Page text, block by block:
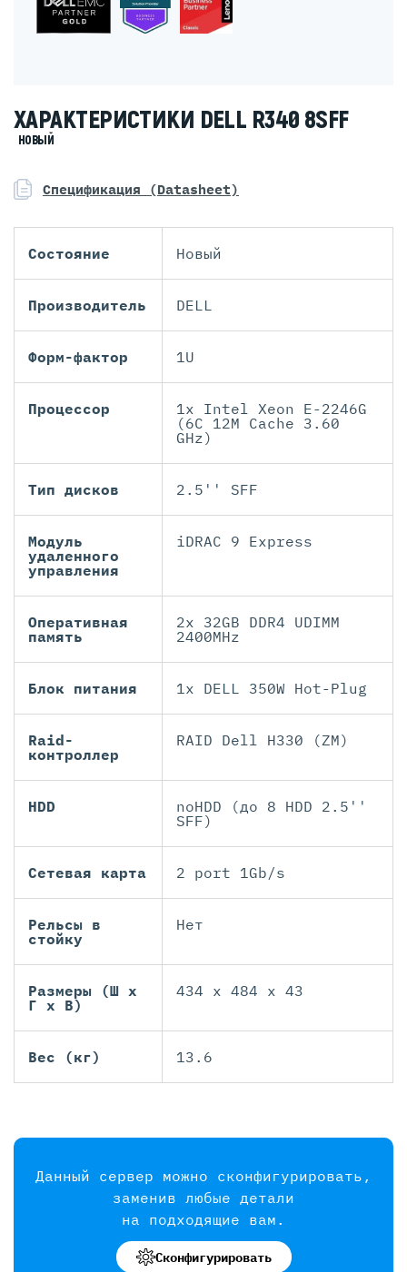
ХАРАКТЕРИСТИКИ DELL R340 8SFF
НОВЫЙ
Спецификация (Datasheet)
Состояние Новый
Производитель DELL
Форм-фактор 1U
Процессор
1x Intel Xeon E-2246G
(6C 12M Cache 3.60
GHz)
Тип дисков 2.5'' SFF
Модуль
удаленного
управления
iDRAC 9 Express
Оперативная
память
2x 32GB DDR4 UDIMM
2400MHz
Блок питания 1x DELL 350W Hot-Plug
Raid-
контроллер
RAID Dell H330 (ZM)
HDD
noHDD (до 8 HDD 2.5''
SFF)
Сетевая карта 2 port 1Gb/s
Рельсы в
стойку
Нет
Размеры (Ш х
Г х В)
434 x 484 x 43
Вес (кг) 13.6
Данный сервер можно сконфигурировать,
заменив любые детали
на подходящие вам.
Сконфигурировать